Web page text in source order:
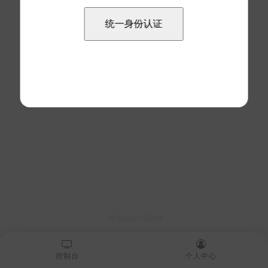
控制台 个人中心